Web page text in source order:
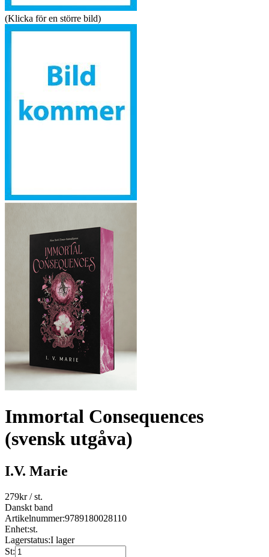
(Klicka för en större bild)
Immortal Consequences
(svensk utgåva)
I.V. Marie
279kr/ st.
Danskt band
Artikelnummer:9789180028110
Enhet:st.
Lagerstatus:I lager
St: